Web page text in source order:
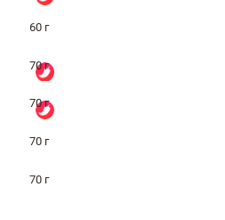
60 г
70 г
70 г
70 г
70 г